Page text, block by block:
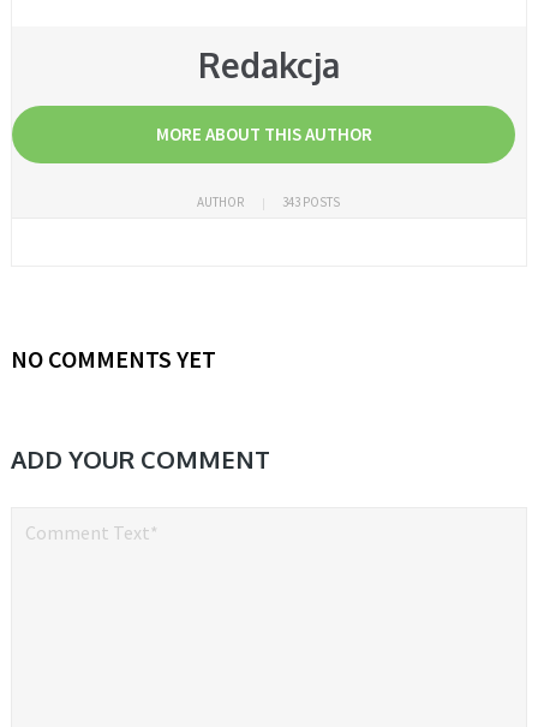
Redakcja
MORE ABOUT THIS AUTHOR
AUTHOR 343 POSTS
NO COMMENTS YET
ADD YOUR COMMENT